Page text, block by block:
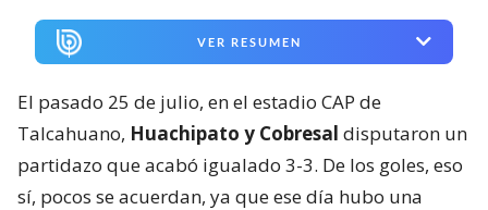
VER RESUMEN
El pasado 25 de julio, en el estadio CAP de
Talcahuano, Huachipato y Cobresal disputaron un
partidazo que acabó igualado 3-3. De los goles, eso
sí, pocos se acuerdan, ya que ese día hubo una